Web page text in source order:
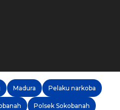
Madura Pelaku narkoba
Polsek Sokobanah